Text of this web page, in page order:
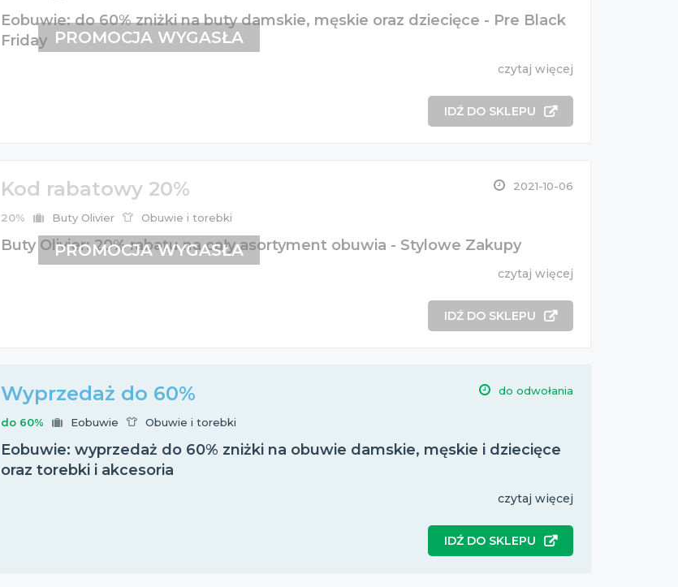
Eobuwie: do 60% zniżki na buty damskie, męskie oraz dziecięce - Pre Black
Friday
czytaj więcej
IDŹ DO SKLEPU
PROMOCJA WYGASŁA
Kod rabatowy 20% 2021-10-06
20% Buty Olivier Obuwie i torebki
Buty Olivier: 20% rabatu na cały asortyment obuwia - Stylowe Zakupy
czytaj więcej
IDŹ DO SKLEPU
PROMOCJA WYGASŁA
Wyprzedaż do 60% do odwołania
do 60% Eobuwie Obuwie i torebki
Eobuwie: wyprzedaż do 60% zniżki na obuwie damskie, męskie i dziecięce
oraz torebki i akcesoria
czytaj więcej
IDŹ DO SKLEPU